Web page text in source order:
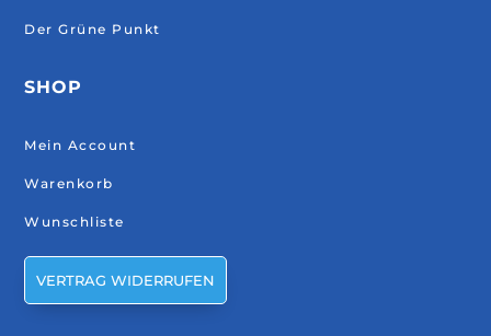
Der Grüne Punkt
SHOP
Mein Account
Warenkorb
Wunschliste
VERTRAG WIDERRUFEN